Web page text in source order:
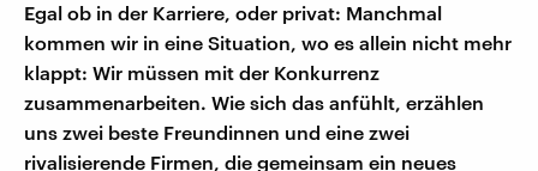
Egal ob in der Karriere, oder privat: Manchmal
kommen wir in eine Situation, wo es allein nicht mehr
klappt: Wir müssen mit der Konkurrenz
zusammenarbeiten. Wie sich das anfühlt, erzählen
uns zwei beste Freundinnen und eine zwei
rivalisierende Firmen, die gemeinsam ein neues